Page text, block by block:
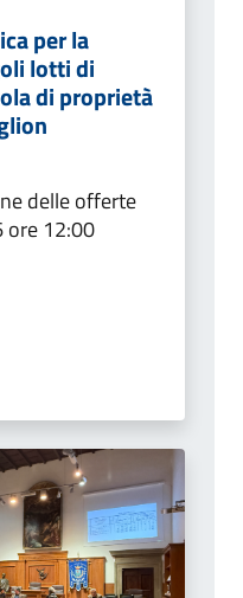
per la
lotti di
di proprietà
delle offerte
12:00